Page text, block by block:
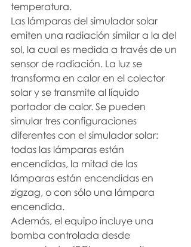
temperatura.
Las lámparas del simulador solar
emiten una radiación similar a la del
sol, la cual es medida a través de un
sensor de radiación. La luz se
transforma en calor en el colector
solar y se transmite al líquido
portador de calor. Se pueden
simular tres configuraciones
diferentes con el simulador solar:
todas las lámparas están
encendidas, la mitad de las
lámparas están encendidas en
zigzag, o con sólo una lámpara
encendida.
Además, el equipo incluye una
bomba controlada desde